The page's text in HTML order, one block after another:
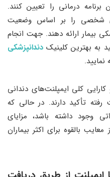
درمانی را تعیین کنند.
شخصی را بر اساس وضعیت
بیمار ارائه دهند. جهت انجام
به بهترین کلینیک دندانپزشکی
نمایید.
کلی ایمپلنت‌های دندانی
تأکید دارند. در حالی که
وجود داشته باشد، مزایای
بالقوه برای اکثر بیماران